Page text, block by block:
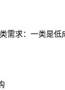
需求：一类是